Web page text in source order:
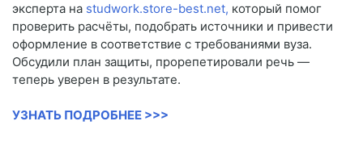
эксперта на studwork.store-best.net, который помог
проверить расчёты, подобрать источники и привести
оформление в соответствие с требованиями вуза.
Обсудили план защиты, прорепетировали речь —
теперь уверен в результате.
УЗНАТЬ ПОДРОБНЕЕ >>>